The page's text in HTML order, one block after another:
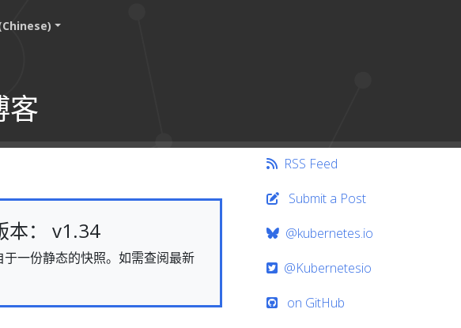
客
本： v1.34
一份静态的快照。如需查阅最新
RSS Feed
Submit a Post
@kubernetes.io
@Kubernetesio
on GitHub